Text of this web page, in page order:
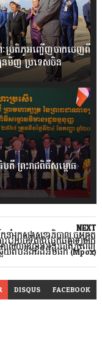
រតិភូអញ្ជើញចាកចេញពី
នមិញ ប្រទេសចិន
បតី ព្រះរាជពិធីសម្ពោធ
NEXT
កនាំក្រសួងសុខាភិបាល ចុះត្រួត
ររៀបចំទីតាំងផ្នែកចត្តាឡីស័ក
សយានដ្ឋានអន្តរជាតិភ្នំពេញ
ើយតបនឹងជំងឺអឹមផក (Mpox)
DISQUS FACEBOOK